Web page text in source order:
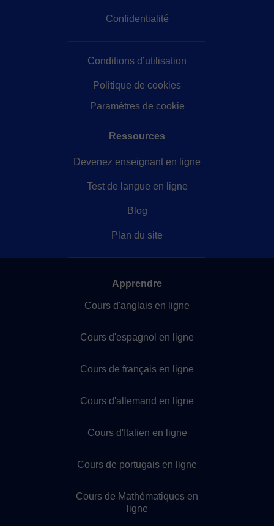
Confidentialité
Conditions d’utilisation
Politique de cookies
Paramètres de cookie
Ressources
Devenez enseignant en ligne
Test de langue en ligne
Blog
Plan du site
Apprendre
Cours d'anglais en ligne
Cours d'espagnol en ligne
Cours de français en ligne
Cours d'allemand en ligne
Cours d'Italien en ligne
Cours de portugais en ligne
Cours de Mathématiques en
ligne